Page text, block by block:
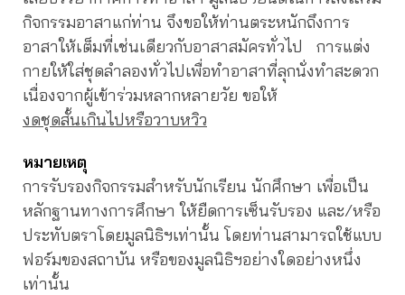
กิจกรรมอาสาแก่ท่าน จึงขอให้ท่านตระหนักถึงการ
อาสาให้เต็มที่เช่นเดียวกับอาสาสมัครทั่วไป การแต่ง
กายให้ใส่ชุดลำลองทั่วไปเพื่อทำอาสาที่ลุกนั่งทำสะดวก
เนื่องจากผู้เข้าร่วมหลากหลายวัย ขอให้
งดชุดสั้นเกินไปหรือวาบหวิว
หมายเหตุ
การรับรองกิจกรรมสำหรับนักเรียน นักศึกษา เพื่อเป็น
หลักฐานทางการศึกษา ให้ยืดการเซ็นรับรอง และ/หรือ
ประทับตราโดยมูลนิธิฯเท่านั้น โดยท่านสามารถใช้แบบ
ฟอร์มของสถาบัน หรือของมูลนิธิฯอย่างใดอย่างหนึ่ง
เท่านั้น